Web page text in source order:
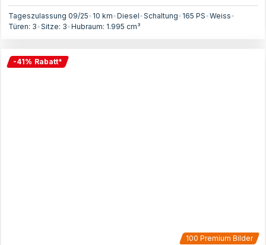
Tageszulassung 09/25• 10 km•Diesel•Schaltung• 165 PS•Weiss•
Türen: 3•Sitze: 3•Hubraum: 1.995 cm³
-41% Rabatt*
100 Premium Bilder